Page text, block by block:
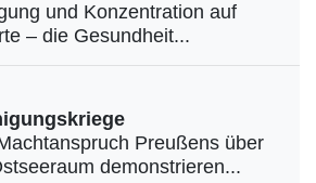
und Konzentration auf
– die Gesundheit...
Preußens über
demonstrieren...